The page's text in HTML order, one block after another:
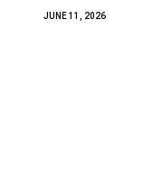
JUNE 11, 2026